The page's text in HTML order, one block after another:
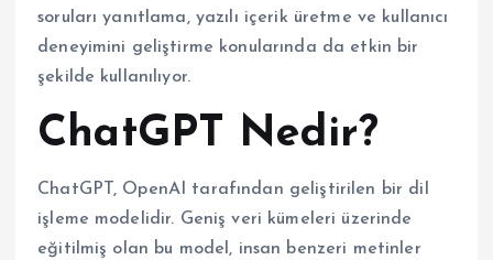
soruları yanıtlama, yazılı içerik üretme ve kullanıcı
deneyimini geliştirme konularında da etkin bir
şekilde kullanılıyor.
ChatGPT Nedir?
ChatGPT, OpenAI tarafından geliştirilen bir dil
işleme modelidir. Geniş veri kümeleri üzerinde
eğitilmiş olan bu model, insan benzeri metinler